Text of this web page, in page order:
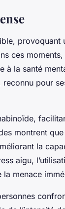
provoquant
ces
à la santé
pour
montrent
la
aigu,
menace